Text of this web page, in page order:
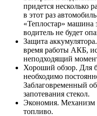
придется несколько
в этот раз
«Теплостар» машина
водитель не будет
Защита
время работы АКБ,
неподходящий
Хороший обзор. Для
необходимо
Заблаговременный
запотевания стекол.
Экономия. Механизм
топливо.